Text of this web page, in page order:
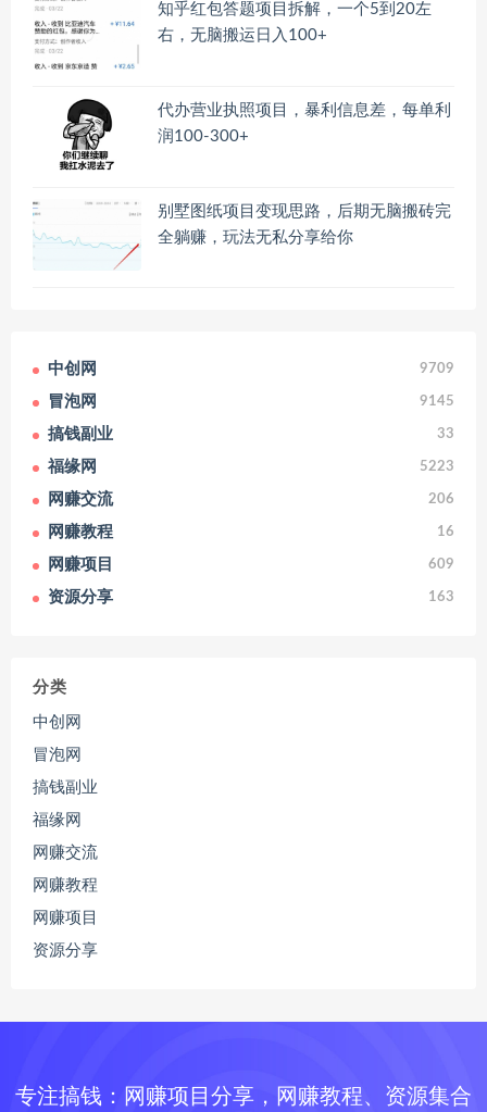
知乎红包答题项目拆解，一个5到20左
右，无脑搬运日入100+
代办营业执照项目，暴利信息差，每单利
润100-300+
别墅图纸项目变现思路，后期无脑搬砖完
全躺赚，玩法无私分享给你
中创网 9709
冒泡网 9145
搞钱副业 33
福缘网 5223
网赚交流 206
网赚教程 16
网赚项目 609
资源分享 163
分类
中创网
冒泡网
搞钱副业
福缘网
网赚交流
网赚教程
网赚项目
资源分享
专注搞钱：网赚项目分享，网赚教程、资源集合